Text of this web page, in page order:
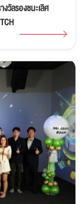
วัลรองชนะเลิศ